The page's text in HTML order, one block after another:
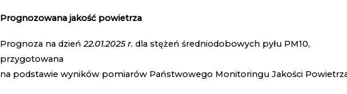
Prognozowana jakość powietrza
Prognoza na dzień22.01.2025 r.dla stężeń średniodobowych pyłu PM10,
przygotowana
na podstawie wyników pomiarów Państwowego Monitoringu Jakości